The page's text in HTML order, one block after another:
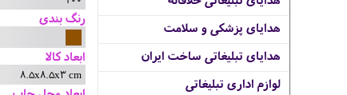
هدایای پزشکی و سلامت
هدایای تبلیغاتی ساخت ایران
لوازم اداری تبلیغاتی
رنگ بندی
ابعاد کالا
8.5x8.5x3 cm